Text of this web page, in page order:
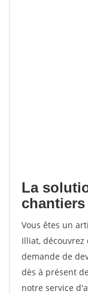
La
Vous êtes un
Illiat,
demande de
dès à présent
notre service